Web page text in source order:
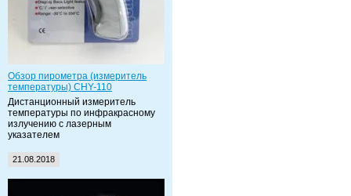
Обзор пирометра (измеритель
температуры) CHY-110
Дистанционный измеритель
температуры по инфракрасному
излучению с лазерным
указателем
21.08.2018